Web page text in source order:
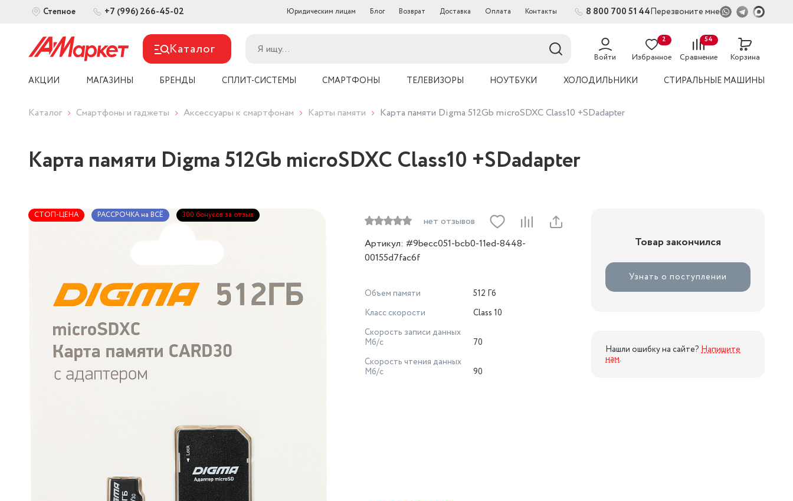
Степное +7 (996) 266-45-02 Юридическим лицам Блог Возврат Доставка Оплата Контакты 8 800 700 51 44Перезвоните мне
Каталог Войти Избранное
2
Сравнение
54
Корзина
АКЦИИ МАГАЗИНЫ БРЕНДЫ СПЛИТ-СИСТЕМЫ СМАРТФОНЫ ТЕЛЕВИЗОРЫ НОУТБУКИ ХОЛОДИЛЬНИКИ СТИРАЛЬНЫЕ МАШИНЫ
Каталог Смартфоны и гаджеты Аксессуары к смартфонам Карты памяти Карта памяти Digma 512Gb microSDXC Class10 +SDadapter
Карта памяти Digma 512Gb microSDXC Class10 +SDadapter
СТОП-ЦЕНА РАССРОЧКА на ВСЁ 300 бонусов за отзыв
нет отзывов
Артикул: #9becc051-bcb0-11ed-8448-
00155d7fac6f
Объем памяти
512 Гб
Класс скорости
Class 10
Скорость записи данных
Мб/с
70
Скорость чтения данных
Мб/с
90
Товар закончился
Узнать о поступлении
Нашли ошибку на сайте? Напишите
нам.